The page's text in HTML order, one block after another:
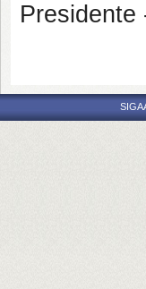
Presidente